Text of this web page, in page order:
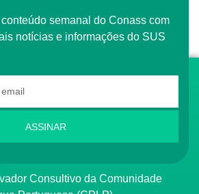
semanal do Conass com
notícias e informações do SUS
ASSINAR
Consultivo da Comunidade